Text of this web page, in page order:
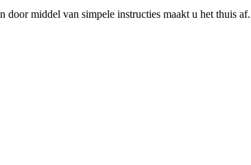
door middel van simpele instructies maakt u het thuis af.